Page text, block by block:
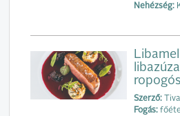
Nehézség:
ropogós
Szerző:
Fogás: